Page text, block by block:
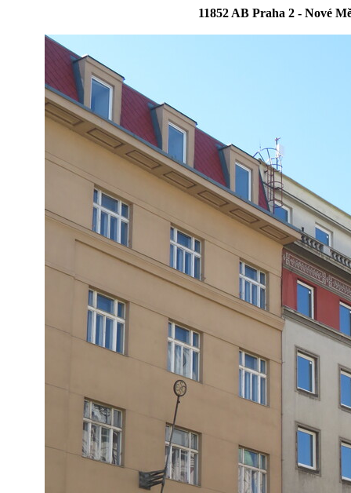
11852 AB Praha 2 - Nové